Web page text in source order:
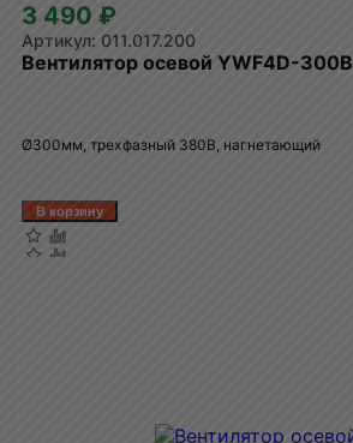
3 490 ₽
011.017.200
Вентилятор осевой YWF4D-300B
Ø300мм, трехфазный 380В, нагнетающий